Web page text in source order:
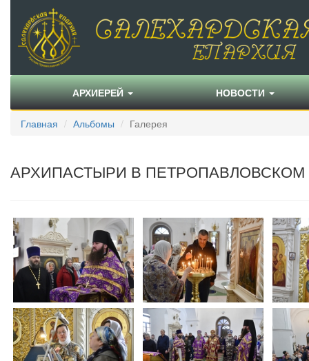
АРХИЕРЕЙ НОВОСТИ
Главная Альбомы Галерея
АРХИПАСТЫРИ В